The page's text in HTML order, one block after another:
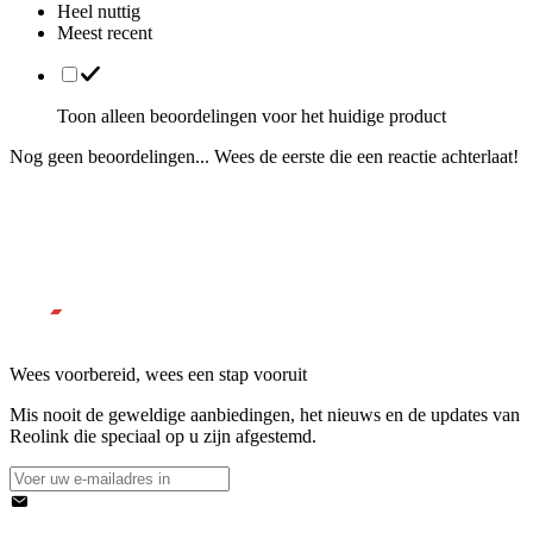
Heel nuttig
Meest recent
Toon alleen beoordelingen voor het huidige product
Nog geen beoordelingen... Wees de eerste die een reactie achterlaat!
Wees voorbereid, wees een stap vooruit
Mis nooit de geweldige aanbiedingen, het nieuws en de updates van
Reolink die speciaal op u zijn afgestemd.